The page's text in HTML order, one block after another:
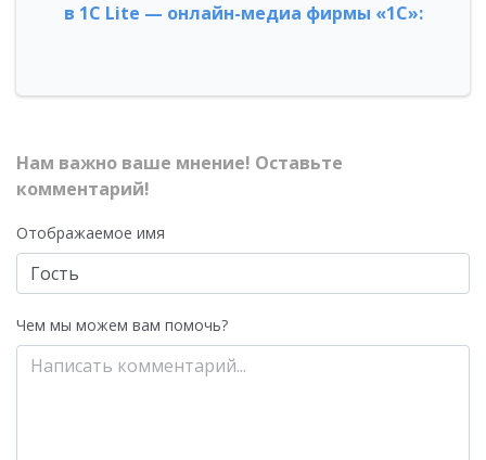
в 1С Lite — онлайн-медиа фирмы «1С»:
Нам важно ваше мнение! Оставьте
комментарий!
Отображаемое имя
Чем мы можем вам помочь?